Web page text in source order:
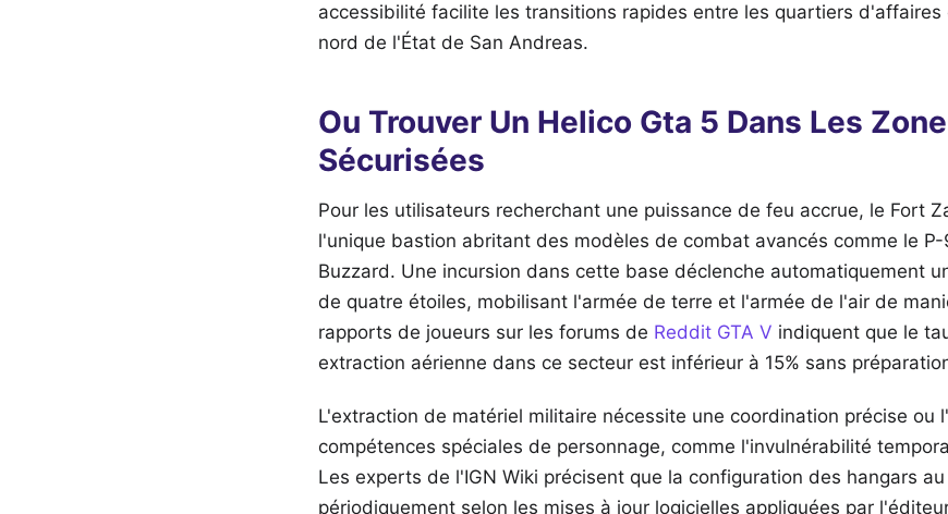
accessibilité facilite les transitions rapides entre les quartiers d'affaires
nord de l'État de San Andreas.
Ou Trouver Un Helico Gta 5 Dans Les
Sécurisées
Pour les utilisateurs recherchant une puissance de feu accrue, le Fort
l'unique bastion abritant des modèles de combat avancés comme le P-
Buzzard. Une incursion dans cette base déclenche automatiquement
de quatre étoiles, mobilisant l'armée de terre et l'armée de l'air de
rapports de joueurs sur les forums de Reddit GTA V indiquent que le
extraction aérienne dans ce secteur est inférieur à 15% sans
L'extraction de matériel militaire nécessite une coordination précise ou
compétences spéciales de personnage, comme l'invulnérabilité
Les experts de l'IGN Wiki précisent que la configuration des hangars
périodiquement selon les mises à jour logicielles appliquées par